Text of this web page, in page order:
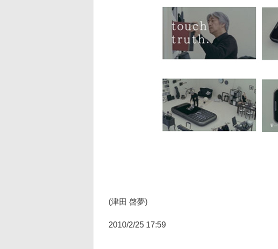
(津田 啓夢)
2010/2/25 17:59